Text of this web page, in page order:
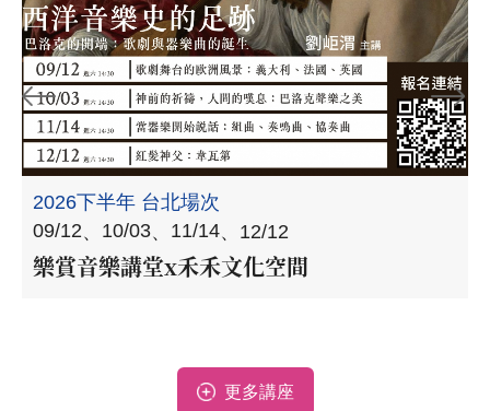
2026下半年 台北場次
09/12
10/03 11/14 12/12
樂賞音樂講堂x禾禾文化空間
更多講座